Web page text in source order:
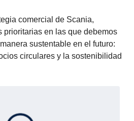
comercial de Scania,
prioritarias en las que debemos
sustentable en el futuro:
circulares y la sostenibilidad